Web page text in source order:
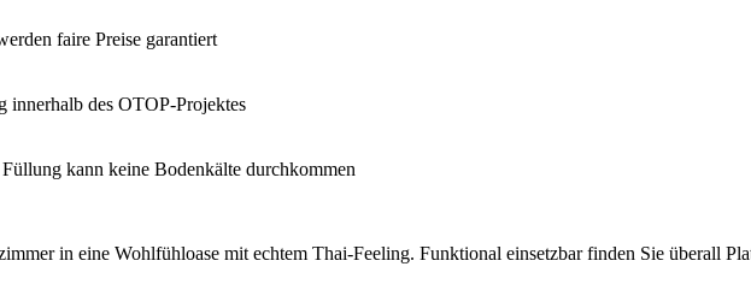
faire Preise garantiert
innerhalb des OTOP-Projektes
kann keine Bodenkälte durchkommen
in eine Wohlfühloase mit echtem Thai-Feeling. Funktional einsetzbar finden Sie überall